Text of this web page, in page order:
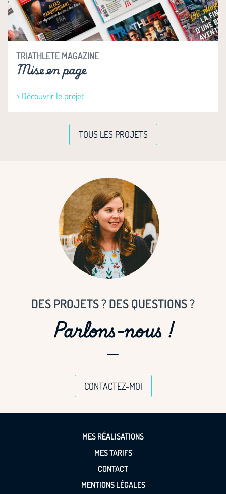
TRIATHLETE MAGAZINE
Mise en page
> Découvrir le projet
TOUS LES PROJETS
DES PROJETS ? DES QUESTIONS ?
Parlons-nous !
CONTACTEZ-MOI
MES RÉALISATIONS
MES TARIFS
CONTACT
MENTIONS LÉGALES